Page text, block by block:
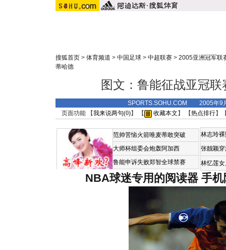
搜狐首页 > 体育频道 > 中国足球 > 中超联赛 > 2005亚洲冠军联
蒂哈德
图文：鲁能征战亚冠
SPORTS.SOHU.COM 2005年9
页面功能 【我来说两句(0)】 【 收藏本文 】 【热点排行】
范帅苦恼火箭唯麦蒂敢突破
大师杯组委会炮轰阿加西
鲁能申诉失败郑智全球禁赛
林志玲
张靓颖
林忆莲
NBA球迷专用的阅读器 手